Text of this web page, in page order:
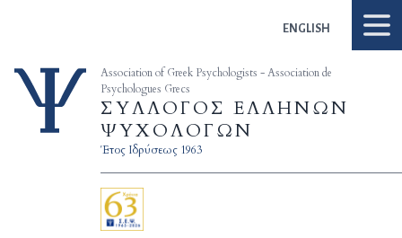
ENGLISH
Association of Greek Psychologists - Association de
Psychologues Grecs
ΣΥΛΛΟΓΟΣ ΕΛΛΗΝΩΝ
ΨΥΧΟΛΟΓΩΝ
Έτος Ιδρύσεως 1963